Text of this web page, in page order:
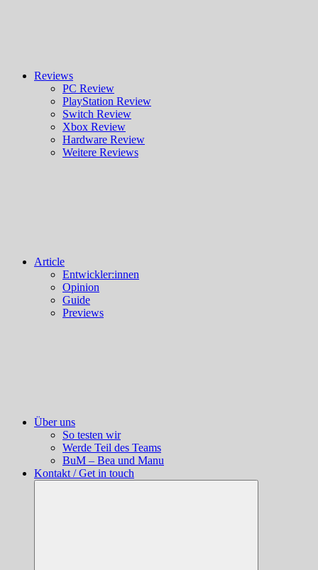
Reviews
PC Review
PlayStation Review
Switch Review
Xbox Review
Hardware Review
Weitere Reviews
Article
Entwickler:innen
Opinion
Guide
Previews
Über uns
So testen wir
Werde Teil des Teams
BuM – Bea und Manu
Kontakt / Get in touch